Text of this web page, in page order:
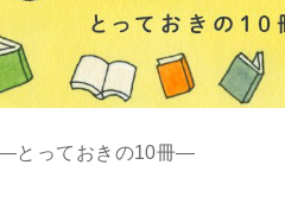
とっておきの10冊―